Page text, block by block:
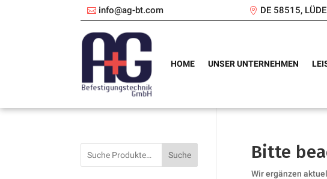
info@ag-bt.com DE 58515,
HOME UNSER UNTERNEHMEN
Bitte
Wir ergänzen
Suche